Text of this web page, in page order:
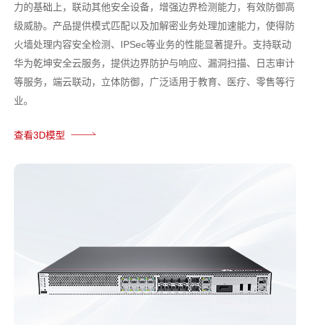
力的基础上，联动其他安全设备，增强边界检测能力，有效防御高
级威胁。产品提供模式匹配以及加解密业务处理加速能力，使得防
火墙处理内容安全检测、IPSec等业务的性能显著提升。支持联动
华为乾坤安全云服务，提供边界防护与响应、漏洞扫描、日志审计
等服务，端云联动，立体防御，广泛适用于教育、医疗、零售等行
业。
查看3D模型